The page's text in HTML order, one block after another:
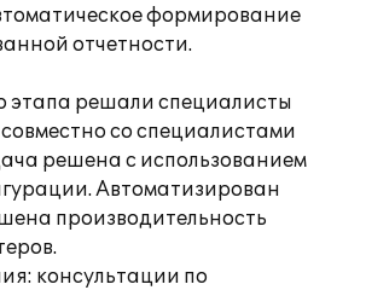
формирование
отчетности.
этапа решали специалисты
со специалистами
решена с использованием
Автоматизирован
производительность
консультации по